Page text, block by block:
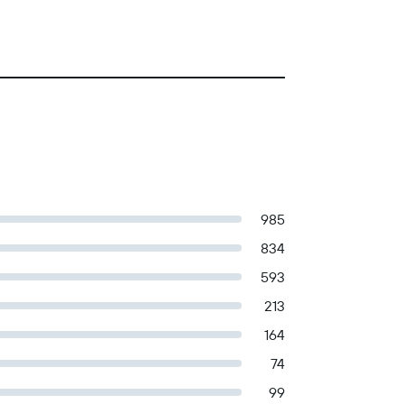
985
834
593
213
164
74
99